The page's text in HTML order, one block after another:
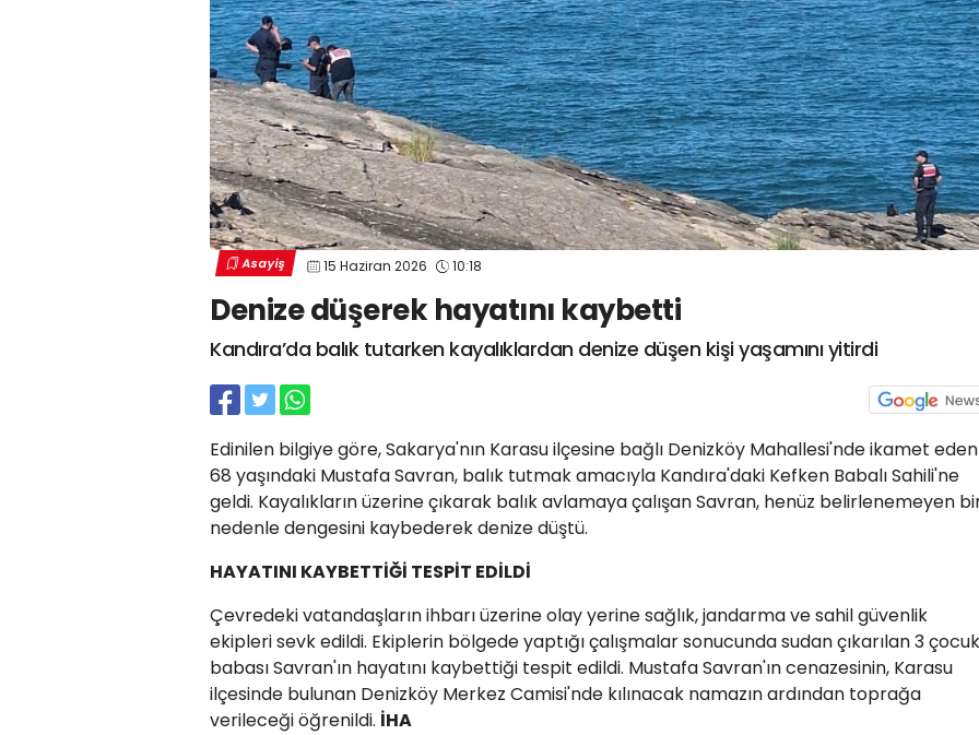
Asayiş 15 Haziran 2026 10:18
Denize düşerek hayatını kaybetti
Kandıra’da balık tutarken kayalıklardan denize düşen kişi yaşamını yitirdi
Edinilen bilgiye göre, Sakarya'nın Karasu ilçesine bağlı Denizköy Mahallesi'nde ikamet eden
68 yaşındaki Mustafa Savran, balık tutmak amacıyla Kandıra'daki Kefken Babalı Sahili'ne
geldi. Kayalıkların üzerine çıkarak balık avlamaya çalışan Savran, henüz belirlenemeyen
nedenle dengesini kaybederek denize düştü.
HAYATINI KAYBETTİĞİ TESPİT EDİLDİ
Çevredeki vatandaşların ihbarı üzerine olay yerine sağlık, jandarma ve sahil güvenlik
ekipleri sevk edildi. Ekiplerin bölgede yaptığı çalışmalar sonucunda sudan çıkarılan 3 çocuk
babası Savran'ın hayatını kaybettiği tespit edildi. Mustafa Savran'ın cenazesinin, Karasu
ilçesinde bulunan Denizköy Merkez Camisi'nde kılınacak namazın ardından toprağa
verileceği öğrenildi. İHA